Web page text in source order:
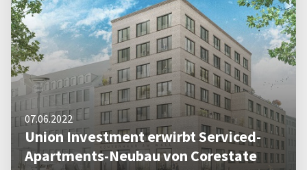
07.06.2022
Union Investment erwirbt Serviced-
Apartments-Neubau von Corestate